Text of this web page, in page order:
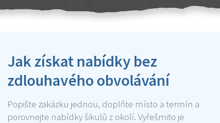
Jak získat nabídky bez
zdlouhavého obvolávání
Popište zakázku jednou, doplňte místo a termín a
porovnejte nabídky šikulů z okolí. Vyřešmito je